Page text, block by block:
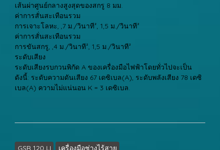
เส้นผ่าศูนย์กลางสูงสุดของสกรู 8 มม.
ค่าการสั่นสะเทือนรวม
การเจาะโลหะ, ,7 ม./วินาที², 1,5 ม./วินาที²
ค่าการสั่นสะเทือนรวม
การขันสกรู, ,4 ม./วินาที², 1,5 ม./วินาที²
ระดับเสียง
ระดับเสียงรบกวนพิกัด A ของเครื่องมือไฟฟ้าโดยทั่วไปจะเป็น
ดังนี้: ระดับความดันเสียง 67 เดซิเบล(A), ระดับพลังเสียง 78 เดซิ
เบล(A) ความไม่แน่นอน K = 3 เดซิเบล.
GSR 120 LI เครื่องมือช่างไร้สาย